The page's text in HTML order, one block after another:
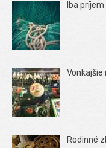
Iba príjem
Vonkajšie
Rodinné